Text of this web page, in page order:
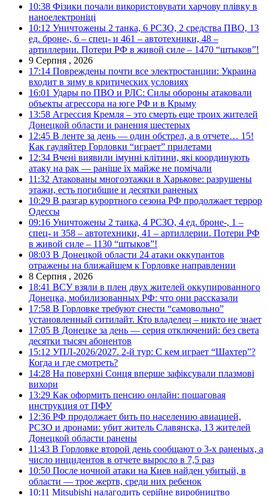
10:38 Фізики почали використовувати харчову плівку в
наноелектроніці
10:12 Уничтожены 2 танка, 6 РСЗО, 2 средства ПВО, 13
ед. броне-, 6 – спец- и 461 – автотехники, 48 –
артиллерии. Потери РФ в живой силе – 1470 “штыков”!
9 Серпня , 2026
17:14 Повреждены почти все электростанции: Украина
входит в зиму в критических условиях
16:01 Удары по ПВО и РЛС: Силы обороны атаковали
объекты агрессора на юге РФ и в Крыму
13:58 Агрессия Кремля – это смерть еще троих жителей
Донецкой области и ранения шестерых
12:45 В ленте за день — один обстрел, а в отчете… 15!
Как гауляйтер Горловки “играет” прилетами
12:34 Вчені виявили імунні клітини, які координують
атаку на рак — раніше їх майже не помічали
11:32 Атакованы многоэтажки в Харькове: разрушены
этажи, есть погибшие и десятки раненых
10:29 В разгар курортного сезона РФ продолжает террор
Одессы
09:16 Уничтожены 2 танка, 4 РСЗО, 4 ед. броне-, 1 –
спец- и 358 – автотехники, 41 – артиллерии. Потери РФ
в живой силе – 1130 “штыков”!
08:03 В Донецкой области 24 атаки оккупантов
отражены на ближайшем к Горловке направлении
8 Серпня , 2026
18:41 ВСУ взяли в плен двух жителей оккупированного
Донецка, мобилизованных РФ: что они рассказали
17:58 В Горловке требуют снести “самовольно”
установленный ситилайт. Кто владелец – никто не знает
17:05 В Донецке за день — серия отключений: без света
десятки тысяч абонентов
15:12 УПЛ-2026/2027. 2-й тур: С кем играет “Шахтер”?
Когда и где смотреть?
14:28 На поверхні Сонця вперше зафіксували плазмові
вихори
13:29 Как оформить пенсию онлайн: пошаговая
инструкция от ПФУ
12:36 РФ продолжает бить по населению авиацией,
РСЗО и дронами: убит житель Славянска, 13 жителей
Донецкой области ранены
11:43 В Горловке второй день сообщают о 3-х раненых, а
число инцидентов в отчете выросло в 7,5 раз
10:50 После ночной атаки на Киев найден убитый, в
области — трое жертв, среди них ребенок
10:11 Mitsubishi налагодить серійне виробництво